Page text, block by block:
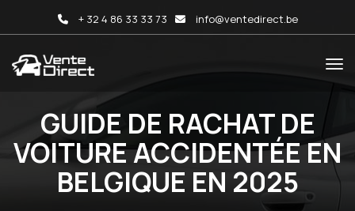
+ 32 4 86 33 33 73 info@ventedirect.be
GUIDE DE RACHAT DE
VOITURE ACCIDENTÉE EN
BELGIQUE EN 2025